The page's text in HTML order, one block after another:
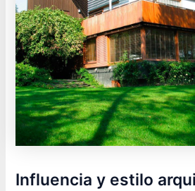
Influencia y estilo